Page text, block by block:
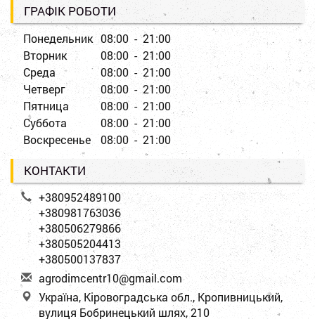
ГРАФІК РОБОТИ
Понедельник 08:00 - 21:00
Вторник
08:00 - 21:00
Среда
08:00 - 21:00
Четверг
08:00 - 21:00
Пятница
08:00 - 21:00
Суббота
08:00 - 21:00
Воскресенье
08:00 - 21:00
КОНТАКТИ
+380952489100
+380981763036
+380506279866
+380505204413
+380500137837
agrodimcentr10@gmail.com
Україна, Кіровоградська обл., Кропивницький,
вулиця Бобринецький шлях, 210